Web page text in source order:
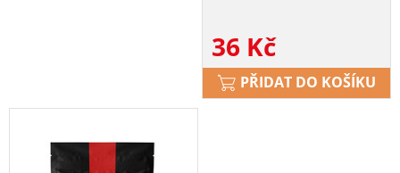
36 Kč
PŘIDAT DO KOŠÍKU